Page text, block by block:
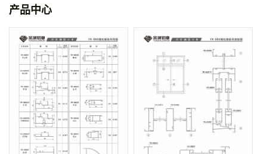
产品中心